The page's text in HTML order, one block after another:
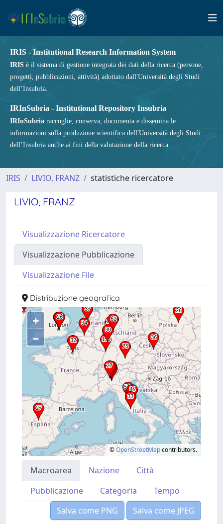
IRIS - Institutional Research Information System
IRIS è il sistema di gestione integrata dei dati della ricerca (persone,
progetti, pubblicazioni, attività) adottato dall'Università degli Studi
dell’Insubria.
IRInSubria - Institutional Repository Insubria
IRInSubria raccoglie, conserva, documenta e dissemina le
informazioni sulla produzione scientifica dell'Università degli Studi
dell’Insubria anche ai fini della valutazione della ricerca.
IRIS LIVIO, FRANZ statistiche ricercatore
LIVIO, FRANZ
Visualizzazione Ricercatore
Visualizzazione Pubblicazione
Visualizzazione File
Distribuzione geografica
+
–
©OpenStreetMapcontributors.
Macroarea Nazione
Città
Pubblicazione
Categoria
Tempo
Salva come PNG
Salva come JPEG